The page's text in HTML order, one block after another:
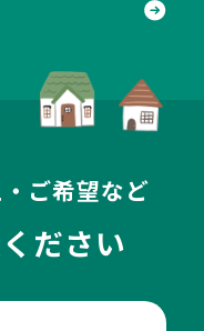
ご希望など
ださい